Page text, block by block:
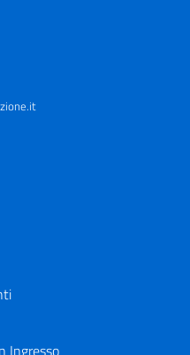
Ingresso